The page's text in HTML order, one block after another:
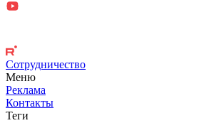
Сотрудничество
Меню
Реклама
Контакты
Теги